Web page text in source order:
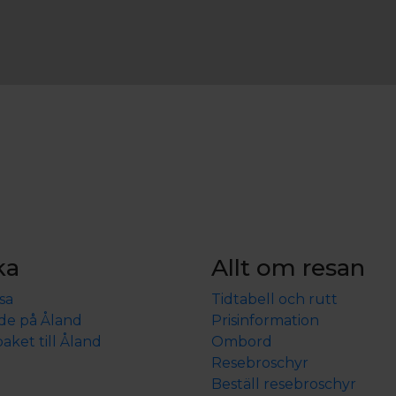
våra gäster kan använda.
på Åland
till Åland
Allt om resan
Tidtabell och rutt
Prisinformation
Ombord
Resebroschyr
Beställ resebroschyr